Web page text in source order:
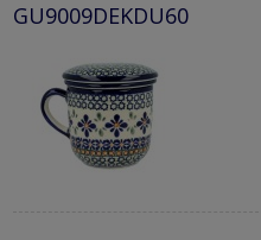
GU9009DEKDU60